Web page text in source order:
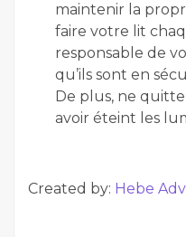
maintenir la
faire votre lit
responsable de
qu’ils sont en
De plus, ne
avoir éteint les
Created by: Hebe